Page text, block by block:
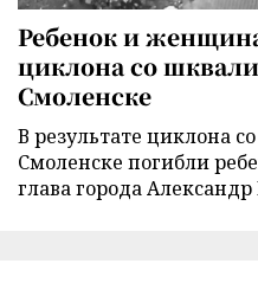
Ребенок и
циклона со
Смоленске
В результате циклона
Смоленске погибли
глава города